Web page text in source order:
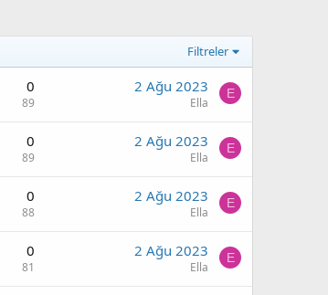
Filtreler
0
89
2 Ağu 2023
Ella
E
0
89
2 Ağu 2023
Ella
E
0
88
2 Ağu 2023
Ella
E
0
81
2 Ağu 2023
Ella
E